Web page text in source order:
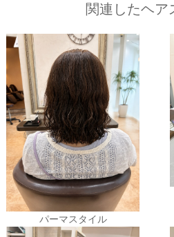
関連したヘア
パーマスタイル